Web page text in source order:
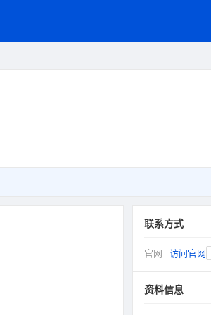
联系方式
官网 访问官网
资料信息